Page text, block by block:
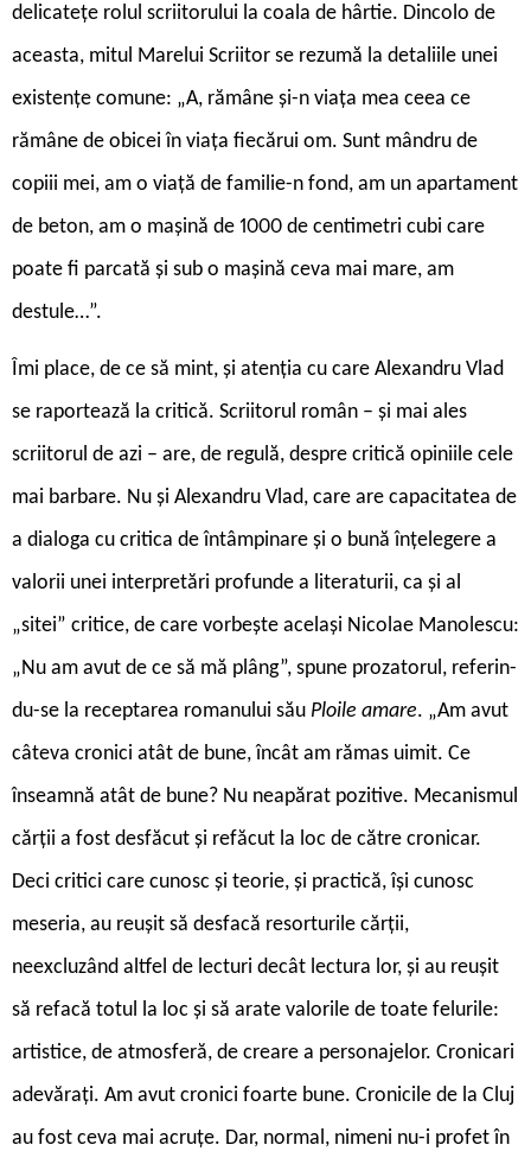
delicatețe rolul scriitorului la coala de hârtie. Dincolo de
aceasta, mitul Marelui Scriitor se rezumă la detaliile unei
existențe comune: „A, rămâne și-n viața mea ceea ce
rămâne de obicei în viața fiecărui om. Sunt mândru de
copiii mei, am o viață de familie-n fond, am un apartament
de beton, am o mașină de 1000 de centimetri cubi care
poate fi parcată și sub o mașină ceva mai mare, am
destule…”.
mi place, de ce să mint, și atenția cu care Alexandru Vlad
se raportează la critică. Scriitorul român – și mai ales
scriitorul de azi – are, de regulă, despre critică opiniile cele
mai barbare. Nu și Alexandru Vlad, care are capacitatea de
a dialoga cu critica de întâmpinare și o bună înțelegere a
valorii unei interpretări profunde a literaturii, ca și al
„sitei” critice, de care vorbește același Nicolae Manolescu:
„Nu am avut de ce să mă plâng”, spune prozatorul, referin­
du-se la receptarea romanului său Ploile amare. „Am avut
câteva cronici atât de bune, încât am rămas uimit. Ce
înseamnă atât de bune? Nu neapărat pozitive. Mecanismul
cărții a fost desfăcut și refăcut la loc de către cronicar.
Deci critici care cunosc și teorie, și practică, își cunosc
meseria, au reușit să desfacă resorturile cărții,
neexcluzând altfel de lecturi decât lectura lor, și au reușit
să refacă totul la loc și să arate valorile de toate felurile:
artistice, de atmosferă, de creare a personajelor. Cronicari
adevărați. Am avut cronici foarte bune. Cronicile de la Cluj
au fost ceva mai acruțe. Dar, normal, nimeni nu-i profet în